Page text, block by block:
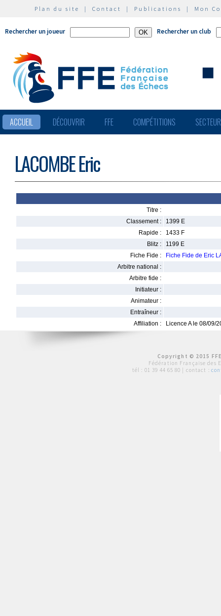
Plan du site | Contact | Publications | Mon
Rechercher un joueur Rechercher un club
ACCUEIL DÉCOUVRIR FFE COMPÉTITIONS
LACOMBE Eric
Titre :
Classement :
1399 E
Rapide :
1433 F
Blitz :
1199 E
Fiche Fide :
Fiche Fide de Eric
Arbitre national :
Arbitre fide :
Initiateur :
Animateur :
Entraîneur :
Affiliation :
Licence A le 08/09/
Copyright © 2015
Fédération Française des
tél : 01 39 44 65 80 | contact :